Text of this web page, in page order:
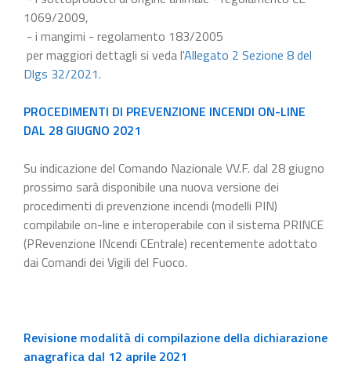
1069/2009,
- i mangimi - regolamento 183/2005
per maggiori dettagli si veda l'Allegato 2 Sezione 8 del
Dlgs 32/2021.
PROCEDIMENTI DI PREVENZIONE INCENDI ON-LINE
DAL 28 GIUGNO 2021
Su indicazione del Comando Nazionale VV.F. dal 28 giugno
prossimo sarà disponibile una nuova versione dei
procedimenti di prevenzione incendi (modelli PIN)
compilabile on-line e interoperabile con il sistema PRINCE
(PRevenzione INcendi CEntrale) recentemente adottato
dai Comandi dei Vigili del Fuoco.
Revisione modalità di compilazione della dichiarazione
anagrafica dal 12 aprile 2021